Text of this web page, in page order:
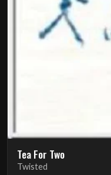
Tea For Two
Twisted